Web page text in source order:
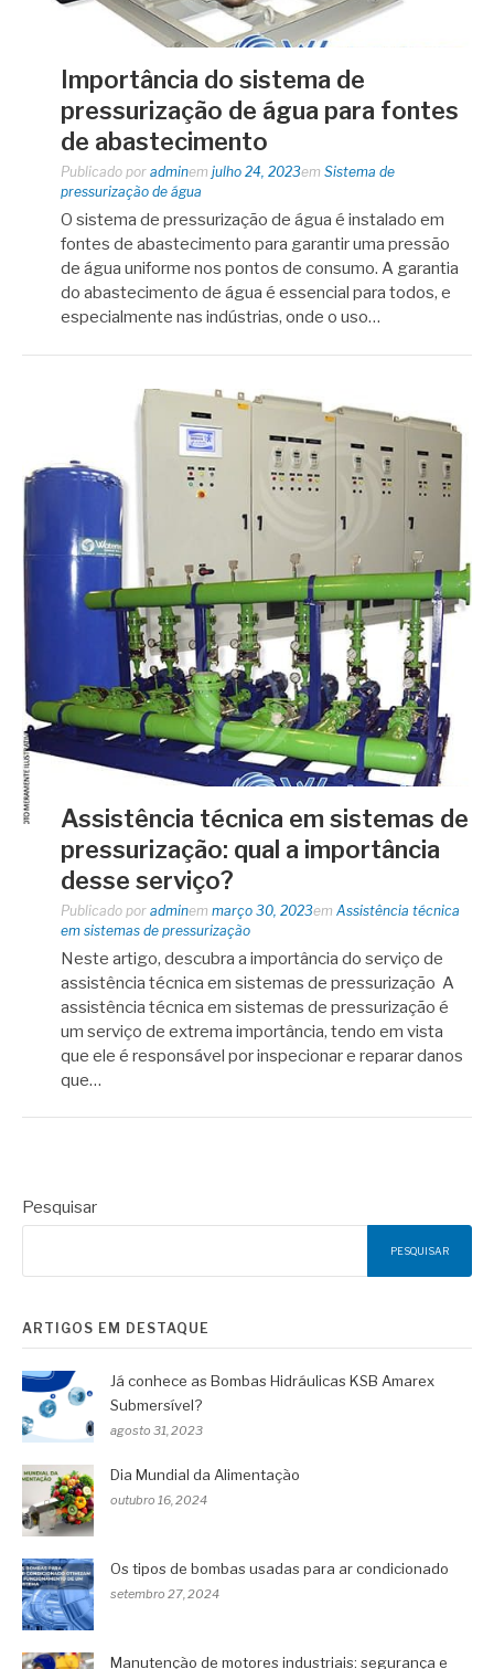
Importância do sistema de
pressurização de água para fontes
de abastecimento
Publicado por adminem julho 24, 2023em Sistema de
pressurização de água
O sistema de pressurização de água é instalado em
fontes de abastecimento para garantir uma pressão
de água uniforme nos pontos de consumo. A garantia
do abastecimento de água é essencial para todos, e
especialmente nas indústrias, onde o uso…
Assistência técnica em sistemas de
pressurização: qual a importância
desse serviço?
Publicado por adminem março 30, 2023em Assistência técnica
em sistemas de pressurização
Neste artigo, descubra a importância do serviço de
assistência técnica em sistemas de pressurização A
assistência técnica em sistemas de pressurização é
um serviço de extrema importância, tendo em vista
que ele é responsável por inspecionar e reparar danos
que…
Pesquisar
PESQUISAR
ARTIGOS EM DESTAQUE
Já conhece as Bombas Hidráulicas KSB Amarex
Submersível?
agosto 31, 2023
Dia Mundial da Alimentação
outubro 16, 2024
Os tipos de bombas usadas para ar condicionado
setembro 27, 2024
Manutenção de motores industriais: segurança e